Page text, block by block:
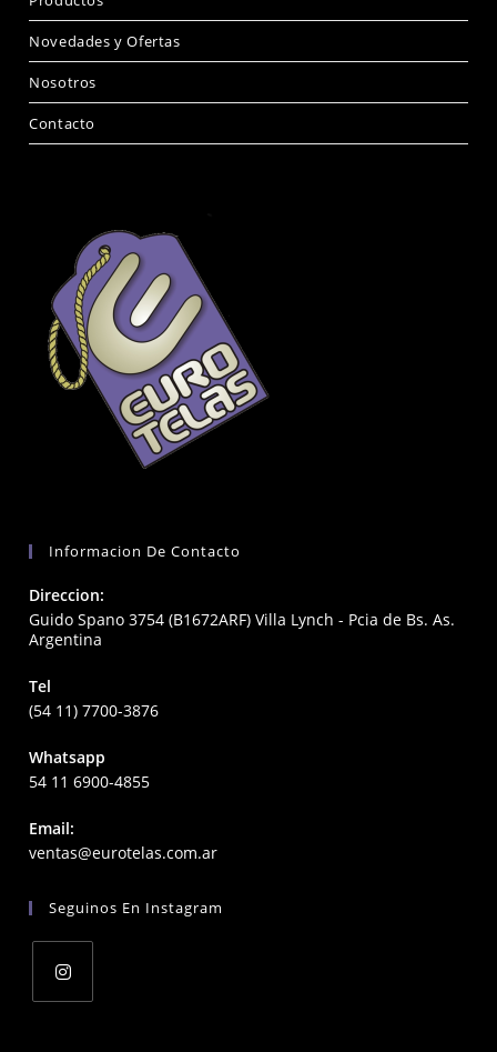
Novedades y Ofertas
Nosotros
Contacto
Informacion De Contacto
Direccion:
Guido Spano 3754 (B1672ARF) Villa Lynch - Pcia de Bs. As.
Argentina
Tel
(54 11) 7700-3876
Whatsapp
54 11 6900-4855
Email:
ventas@eurotelas.com.arOpens
application
Seguinos En Instagram